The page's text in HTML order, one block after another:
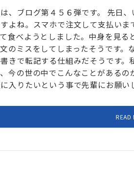
、ブログ第４５６弾です。 先日
よね。スマホで注文して支払い
食べようとしました。中身を見
のミスをしてしまったそうです
きで転記する仕組みだそうです
今の世の中でこんなことがある
入りたいという事で先輩にお願い